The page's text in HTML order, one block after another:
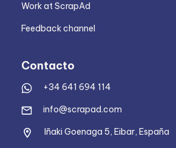
Work at ScrapAd
Feedback channel
Contacto
+34 641 694 114
info@scrapad.com
Iñaki Goenaga 5, Eibar, España